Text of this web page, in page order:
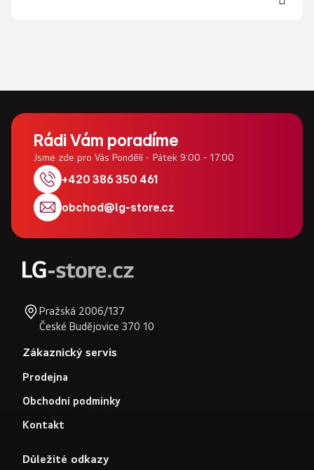
Rádi Vám poradíme
Jsme zde pro Vás Pondělí - Pátek 9:00 - 17:00
+420 386 350 461
obchod@lg-store.cz
Pražská 2006/137
České Budějovice 370 10
Zákaznický servis
Prodejna
Obchodní podmínky
Kontakt
Důležité odkazy